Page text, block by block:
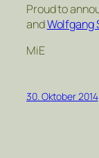
Proud to
andWolfgang
MiE
30. Oktober 2014